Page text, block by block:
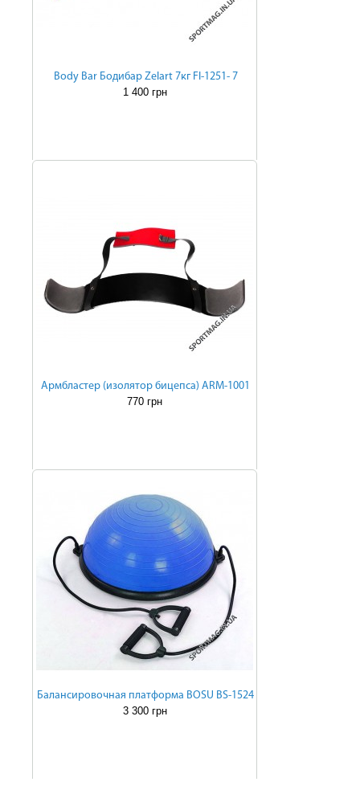
Body Bar Бодибар Zelart 7кг FI-1251- 7
1 400 грн
Армбластер (изолятор бицепса) ARM-1001
770 грн
Балансировочная платформа BOSU BS-1524
3 300 грн